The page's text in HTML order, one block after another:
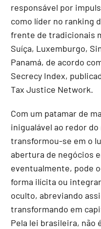
responsável por
como líder no ranking
frente de tradicionais
Suíça, Luxemburgo,
Panamá, de acordo
Secrecy Index,
Tax Justice Network.
Com um patamar de
inigualável ao redor
transformou-se em o
abertura de negócios
eventualmente, pode
forma ilícita ou
oculto, abreviando
transformando em
Pela lei brasileira, não